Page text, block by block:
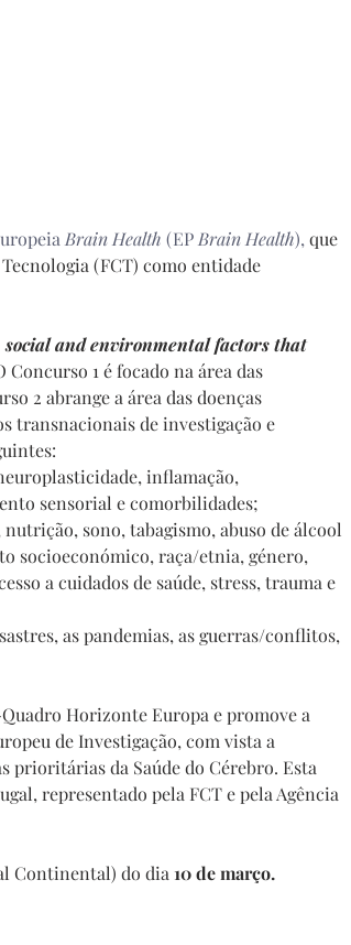
Brain Health (EP Brain Health), que
(FCT) como entidade
social and environmental factors that
Concurso 1 é focado na área das
2 abrange a área das doenças
transnacionais de investigação e
inflamação,
sensorial e comorbilidades;
sono, tabagismo, abuso de álcool
socioeconómico, raça/etnia, género,
a cuidados de saúde, stress, trauma e
as pandemias, as guerras/conflitos,
Horizonte Europa e promove a
de Investigação, com vista a
da Saúde do Cérebro. Esta
representado pela FCT e pela Agência
Continental) do dia 10 de março.